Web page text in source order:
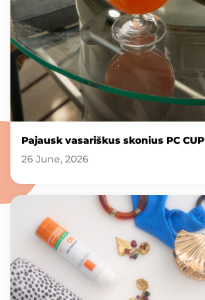
Pajausk vasariškus skonius PC CUP
26 June, 2026